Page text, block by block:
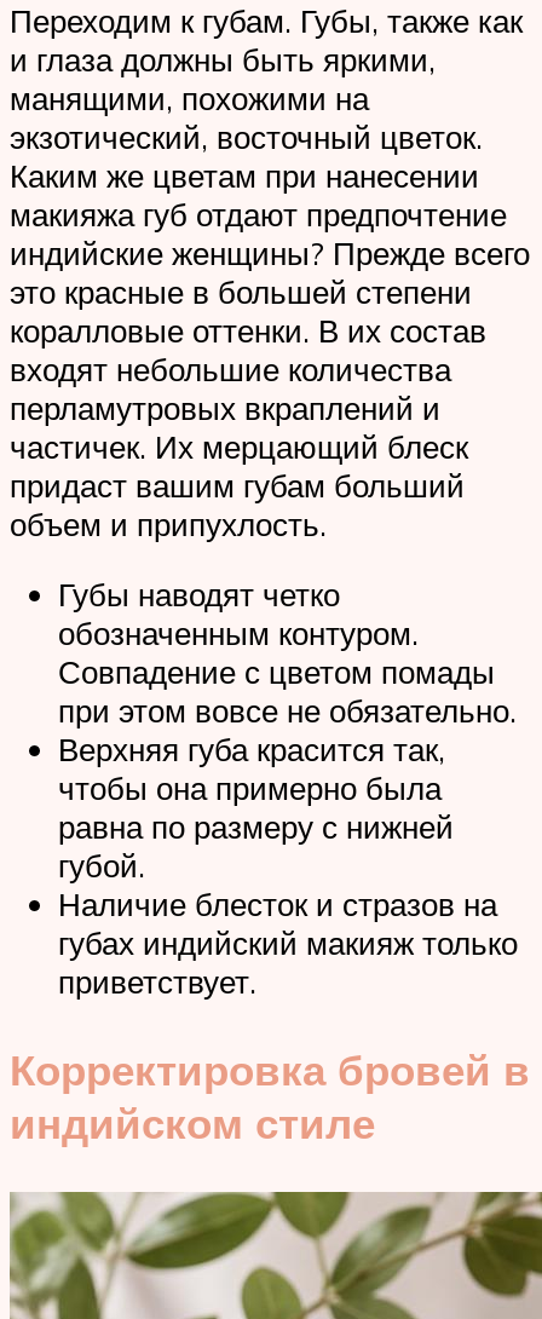
Переходим к губам. Губы, также как
и глаза должны быть яркими,
манящими, похожими на
экзотический, восточный цветок.
Каким же цветам при нанесении
макияжа губ отдают предпочтение
индийские женщины? Прежде всего
это красные в большей степени
коралловые оттенки. В их состав
входят небольшие количества
перламутровых вкраплений и
частичек. Их мерцающий блеск
придаст вашим губам больший
объем и припухлость.
Губы наводят четко
обозначенным контуром.
Совпадение с цветом помады
при этом вовсе не обязательно.
Верхняя губа красится так,
чтобы она примерно была
равна по размеру с нижней
губой.
Наличие блесток и стразов на
губах индийский макияж только
приветствует.
Корректировка бровей в
индийском стиле